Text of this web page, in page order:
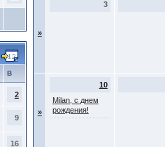
В
2
9
16
»
3
»
10
Milan, с днем
рождения!